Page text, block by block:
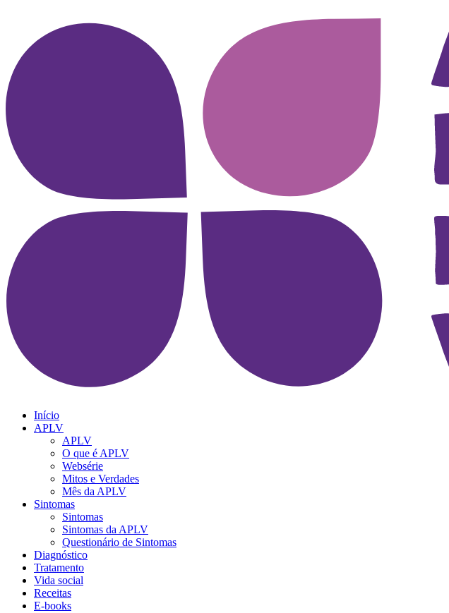
Início
APLV
APLV
O que é APLV
Websérie
Mitos e Verdades
Mês da APLV
Sintomas
Sintomas
Sintomas da APLV
Questionário de Sintomas
Diagnóstico
Tratamento
Vida social
Receitas
E-books